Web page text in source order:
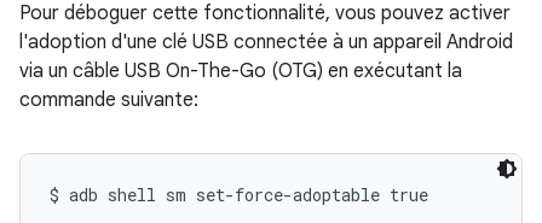
Pour déboguer cette fonctionnalité, vous pouvez activer
l'adoption d'une clé USB connectée à un appareil Android
via un câble USB On-The-Go (OTG) en exécutant la
commande suivante: